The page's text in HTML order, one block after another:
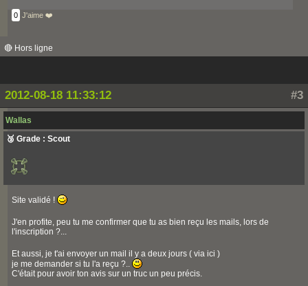
0 J'aime ❤️
🔴 Hors ligne
#3
2012-08-18 11:33:12
Wallas
🥉 Grade : Scout
Site validé !
J'en profite, peu tu me confirmer que tu as bien reçu les mails, lors de
l'inscription ?...
Et aussi, je t'ai envoyer un mail il y a deux jours ( via ici )
je me demander si tu l'a reçu ?..
C'était pour avoir ton avis sur un truc un peu précis.